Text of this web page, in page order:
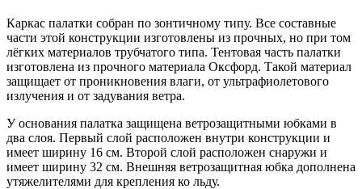
Каркас палатки собран по зонтичному типу. Все составные
части этой конструкции изготовлены из прочных, но при том
лёгких материалов трубчатого типа. Тентовая часть палатки
изготовлена из прочного материала Оксфорд. Такой материал
защищает от проникновения влаги, от ультрафиолетового
излучения и от задувания ветра.
У основания палатка защищена ветрозащитными юбками в
два слоя. Первый слой расположен внутри конструкции и
имеет ширину 16 см. Второй слой расположен снаружи и
имеет ширину 32 см. Внешняя ветрозащитная юбка дополнена
утяжелителями для крепления ко льду.